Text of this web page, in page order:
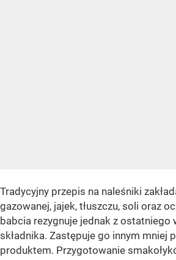
Tradycyjny przepis na naleśniki
gazowanej, jajek, tłuszczu, soli oraz
babcia rezygnuje jednak z ostatniego
składnika. Zastępuje go innym mniej
produktem. Przygotowanie